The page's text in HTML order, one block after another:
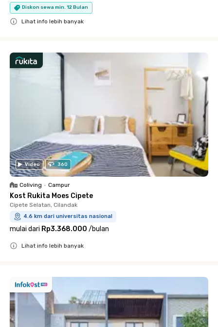
Diskon sewa min. 12 Bulan
Lihat info lebih banyak
Video 360
Coliving • Campur
Kost Rukita Moes Cipete
Cipete Selatan, Cilandak
4.6 km dari universitas nasional
mulai dari Rp3.368.000 /bulan
Lihat info lebih banyak